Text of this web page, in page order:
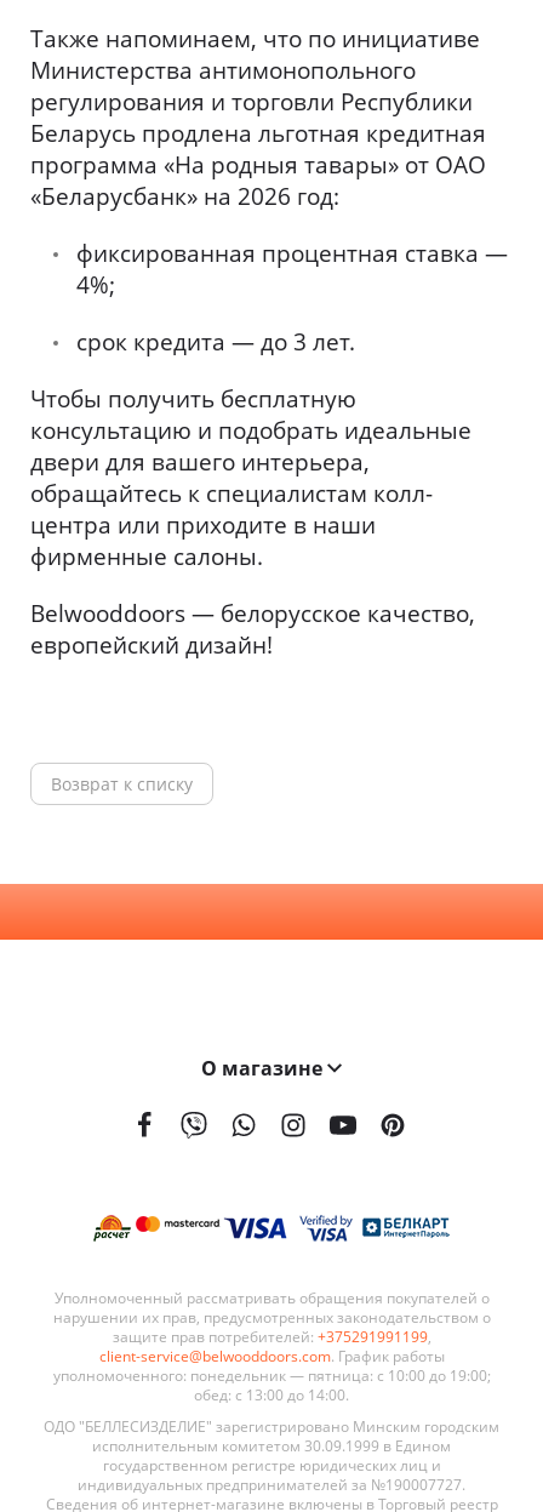
Также напоминаем, что по инициативе
Министерства антимонопольного
регулирования и торговли Республики
Беларусь продлена льготная кредитная
программа «На родныя тавары» от ОАО
«Беларусбанк» на 2026 год:
фиксированная процентная ставка —
4%;
срок кредита — до 3 лет.
Чтобы получить бесплатную
консультацию и подобрать идеальные
двери для вашего интерьера,
обращайтесь к специалистам колл-
центра или приходите в наши
фирменные салоны.
Belwooddoors — белорусское качество,
европейский дизайн!
Возврат к списку
О магазине
Уполномоченный рассматривать обращения покупателей о
нарушении их прав, предусмотренных законодательством о
защите прав потребителей: +375291991199,
client-service@belwooddoors.com. График работы
уполномоченного: понедельник — пятница: с 10:00 до 19:00;
обед: с 13:00 до 14:00.
ОДО "БЕЛЛЕСИЗДЕЛИЕ" зарегистрировано Минским городским
исполнительным комитетом 30.09.1999 в Едином
государственном регистре юридических лиц и
индивидуальных предпринимателей за №190007727.
Сведения об интернет-магазине включены в Торговый реестр